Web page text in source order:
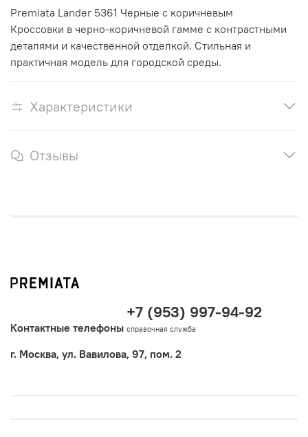
Premiata Lander 5361 Черные с коричневым
Кроссовки в черно-коричневой гамме с контрастными
деталями и качественной отделкой. Стильная и
практичная модель для городской среды.
Характеристики
Отзывы
Контактные телефоны
+7 (953) 997-94-92
справочная служба
г. Москва, ул. Вавилова, 97, пом. 2